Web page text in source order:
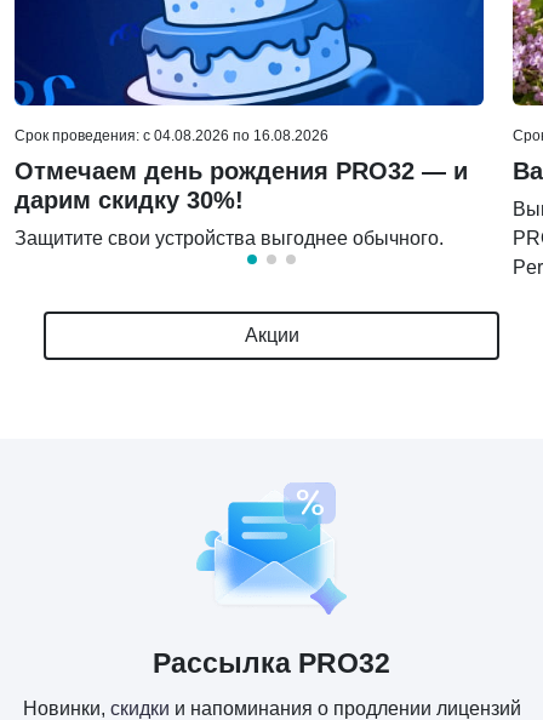
Срок проведения: c 04.08.2026 по 16.08.2026
Отмечаем день рождения PRO32 — и
дарим скидку 30%!
Защитите свои устройства выгоднее обычного.
Акции
Рассылка PRO32
Новинки, скидки и напоминания о продлении лицензий